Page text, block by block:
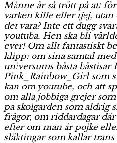
Månne är så trött på att
varken kille eller tjej, utan
det vara? Inte ett dugg
youtuba. Hen ska bli
ever! Om allt fantastiskt
klipp: om sina samtal
universums bästa bästisar
Pink_Rainbow_Girl som
kan om youtube, och att
om alla jobbiga grejer
på skolgården som aldrig
frågor, om riddardagar
efter om man är pojke
släktingar som kallar